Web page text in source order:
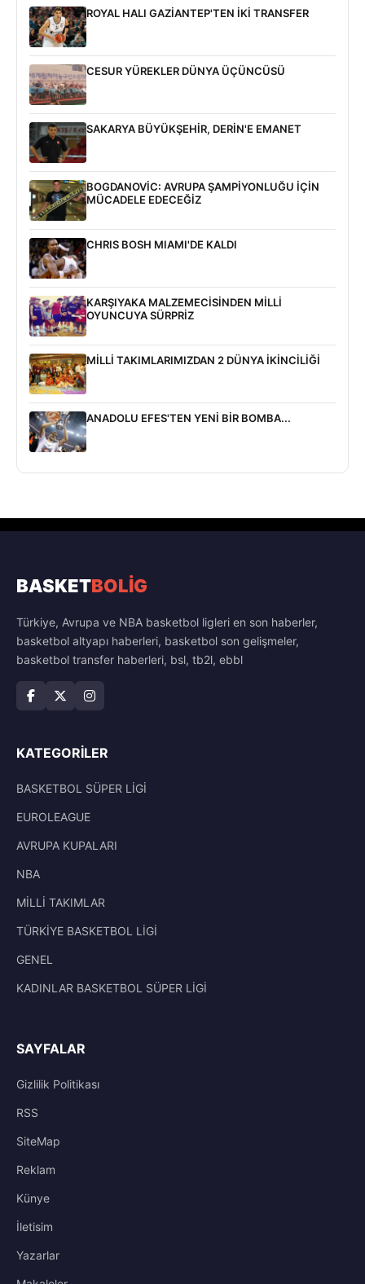
ROYAL HALI GAZİANTEP'TEN İKİ TRANSFER
CESUR YÜREKLER DÜNYA ÜÇÜNCÜSÜ
SAKARYA BÜYÜKŞEHİR, DERİN'E EMANET
BOGDANOVİC: AVRUPA ŞAMPİYONLUĞU İÇİN
MÜCADELE EDECEĞİZ
CHRIS BOSH MIAMI'DE KALDI
KARŞIYAKA MALZEMECİSİNDEN MİLLİ
OYUNCUYA SÜRPRİZ
MİLLİ TAKIMLARIMIZDAN 2 DÜNYA İKİNCİLİĞİ
ANADOLU EFES'TEN YENİ BİR BOMBA...
BASKETBOLİG
Türkiye, Avrupa ve NBA basketbol ligleri en son haberler,
basketbol altyapı haberleri, basketbol son gelişmeler,
basketbol transfer haberleri, bsl, tb2l, ebbl
KATEGORILER
BASKETBOL SÜPER LİGİ
EUROLEAGUE
AVRUPA KUPALARI
NBA
MİLLİ TAKIMLAR
TÜRKİYE BASKETBOL LİGİ
GENEL
KADINLAR BASKETBOL SÜPER LİGİ
SAYFALAR
Gizlilik Politikası
RSS
SiteMap
Reklam
Künye
İletisim
Yazarlar